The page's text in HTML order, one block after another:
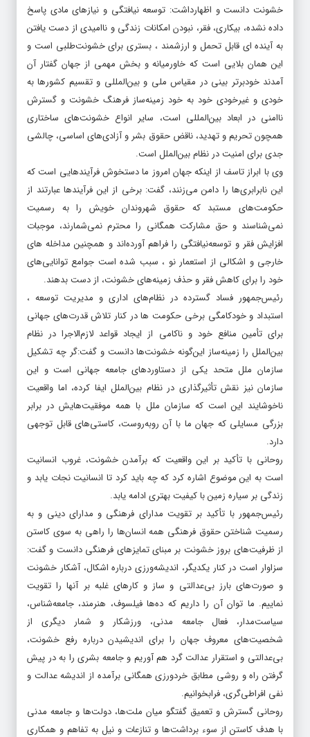
خشونت دانست و اظهارداشت: توسعه نیافتگی و نیازهای مادی پاسخ
داده نشده، بیکاری، فقر، نبودن امکانات زندگی و ناامیدی از دست یافتن
به آینده ای قابل تحمل و ارزشمند ، بستری برای خشونت‌طلبی است و
این همان بلایی است که خاورمیانه و بخش مهمی از جهان گفتار آن
آمدند خودبرتر بینی در مقیاس ملی و بین‌المللی و تقسیم کشورها به
خودی و غیرخودی خود به خود زمینه‌ساز فرهنگ خشونت و گسترش
ناامنی در ابعاد بین‌المللی است، سایر انواع خشونت‌های ساختاری
همچون تحریم و تهدید، ناقض حقوق بشر و آزادی‌های اساسی، چالشی
جدی برای امنیت در نظام بین‌الملل است.
وی با ابراز تاسف از اینکه جهان امروز ما دستخوش فرآیندهایی است که
این نابرابری‌ها را دامن می‌زنند، گفت: برخی از این فرآیندها عبارتند از
حکومت‌های مستبد که حقوق شهروندان خویش را به رسمیت
نمی‌شناسند و حق مشارکت همگانی را محترم نمی‌شمارند، موجبات
افزایش فقر و توسعه‌نیافتگی را فراهم آورده‌اند و همچنین مداخله های
خارجی و اشکالی از استعمار نو ، سبب شده است جوامع توانایی‌های
خود را برای کاهش فقر و حذف زمینه‌های خشونت، از دست بدهند.
رئیس‌جمهور فساد گسترده در نظام‌های اداری و مدیریت توسعه ،
استبداد و خودکامگی برخی حکومت ها در کنار تلاش قدرت‌های جهانی
برای تأمین منافع خود و ناکامی از ایجاد قواعد لازم‌الاجرا در نظام
بین‌الملل را زمینه‌ساز این‌گونه خشونت‌ها دانست و گفت:گر چه تشکیل
سازمان ملل متحد یکی از دستاوردهای جامعه جهانی است و این
سازمان نیز نقش تأثیرگذاری در نظام بین‌الملل ایفا کرده، اما واقعیت
ناخوشایند این است که سازمان ملل با همه موفقیت‌هایش در برابر
بزرگی مسایلی که جهان ما با آن روبه‌روست، کاستی‌های قابل توجهی
دارد.
روحانی با تأکید بر این واقعیت که برآمدن خشونت، غروب انسانیت
است به این موضوع اشاره کرد که چه باید کرد تا انسانیت نجات یابد و
زندگی بر سیاره زمین با کیفیت بهتری ادامه یابد.
رئیس‌جمهور با تأکید بر تقویت مدارای فرهنگی و مدارای دینی و به
رسمیت شناختن حقوق فرهنگی همه انسان‌ها را راهی به سوی کاستن
از ظرفیت‌های بروز خشونت بر مبنای تمایزهای فرهنگی دانست و گفت:
سزاوار است در کنار یکدیگر، اندیشه‌ورزی درباره اشکال، آشکار خشونت
و صورت‌های بارز بی‌عدالتی و ساز و کارهای غلبه بر آنها را تقویت
نماییم. ما توان آن را داریم که ده‌ها فیلسوف، هنرمند، جامعه‌شناس،
سیاست‌مدار، فعال جامعه مدنی، ورزشکار و شمار دیگری از
شخصیت‌های معروف جهان را برای اندیشیدن درباره رفع خشونت،
بی‌عدالتی و استقرار عدالت گرد هم آوریم و جامعه بشری را به در پیش
گرفتن راه و روشی مطابق خردورزی همگانی برآمده از اندیشه عدالت و
نفی افراطی‌گری، فرابخوانیم.
روحانی گسترش و تعمیق گفتگو میان ملت‌ها، دولت‌ها و جامعه مدنی
با هدف کاستن از سوء برداشت‌ها و تنازعات و نیل به تفاهم و همکاری